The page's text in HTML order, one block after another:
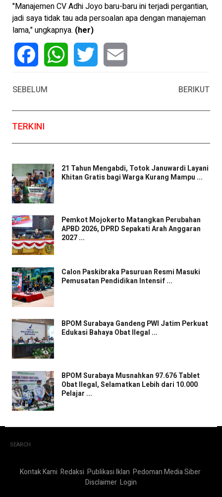
"Manajemen CV Adhi Joyo baru-baru ini terjadi pergantian,
jadi saya tidak tau ada persoalan apa dengan manajeman
lama," ungkapnya. (her)
SEBELUM
BERIKUT
TERKINI
21 Tahun Mengabdi, Totok Januwardi Layani
Khitan Gratis bagi Warga Kurang Mampu ...
Pemkot Mojokerto Matangkan Perubahan
APBD 2026, DPRD Sepakati Arah Anggaran
2027 ...
Calon Paskibraka Pasuruan Resmi Masuki
Pemusatan Pendidikan Intensif ...
BPOM Surabaya Gandeng PWI Jatim Perkuat
Edukasi Bahaya Obat Ilegal ...
BPOM Surabaya Musnahkan 97.676 Tablet
Obat Ilegal, Selamatkan Lebih dari 10.000
Pelajar ...
SEARCH
Kontak Kami Redaksi Publikasi Iklan Pedoman Media Siber
Disclaimer Login